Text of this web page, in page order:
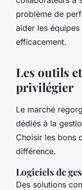
problème de
aider les
efficacement.
Les outils
privilégier
Le marché
dédiés à la
Choisir les bons
différence.
Logiciels de
Des solutions